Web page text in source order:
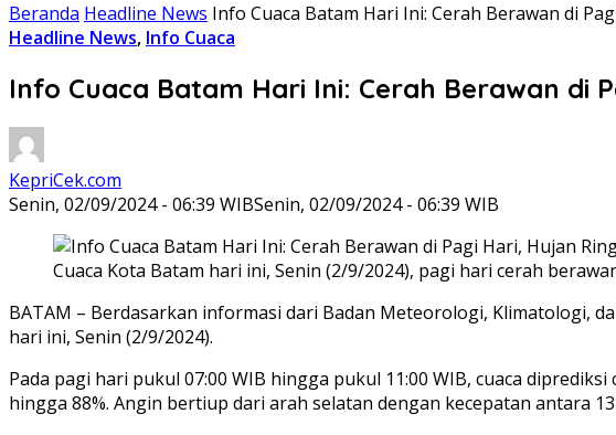
Beranda Headline News Info Cuaca Batam Hari Ini: Cerah Berawan di
Headline News, Info Cuaca
Info Cuaca Batam Hari Ini: Cerah Berawan di
KepriCek.com
Senin, 02/09/2024 - 06:39 WIBSenin, 02/09/2024 - 06:39 WIB
Cuaca Kota Batam hari ini, Senin (2/9/2024), pagi hari cerah
BATAM – Berdasarkan informasi dari Badan Meteorologi, Klimatologi,
hari ini, Senin (2/9/2024).
Pada pagi hari pukul 07:00 WIB hingga pukul 11:00 WIB, cuaca
hingga 88%. Angin bertiup dari arah selatan dengan kecepatan antara